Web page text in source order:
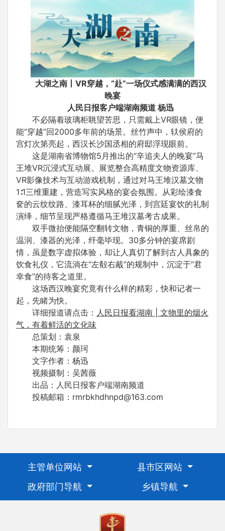
大湖之南丨VR穿越，“赴”一场仪式感满满的西汉
晚宴
人民日报客户端湖南频道 杨迅
不必隔着玻璃柜眺望苦思，只需戴上VR眼镜，便
能“穿越”回2000多年前的场景。丝竹声中，轪侯府的
宫灯次第亮起，西汉长沙国丞相的府邸浮现眼前。
这是湖南省博物馆5月推出的“辛追夫人的晚宴”马
王堆VR沉浸式互动展。展览整合高精度文物资源库、
VR影像技术与互动游戏机制，通过对马王堆汉墓文物
1∶1三维重建，营造写实风格的宴会氛围。从彩绘漆食
奁的云纹纹路、漆耳杯的细腻光泽，到宫廷宴饮的礼制
演绎，细节呈现严格遵循马王堆汉墓考古成果。
双手微抬便能隔空翻转文物，青铜的厚重、丝帛的
温润、漆器的光泽，纤毫毕现。30多分钟的宴席剧
情，虽是数字虚拟体验，却让人真切了解到古人具象的
饮食礼仪，它流淌在“左殽右胾”的规制中，沉淀于“君
幸食”的待客之道里。
这场西汉晚宴究竟有什么样的精彩，快和记者一
起，先睹为快。
详细报道请点击： 人民日报看湖南 | 文物里的烟火
气，有着鲜活的文化味
总策划：袁泉
本期统筹：颜珂
文字作者：杨迅
视频摄制：吴茜薇
出品：人民日报客户端湖南频道
投稿邮箱：rmrbkhdhnpd@163.com
主管单位网站
县市区网站
政府部门导航
乡镇导航